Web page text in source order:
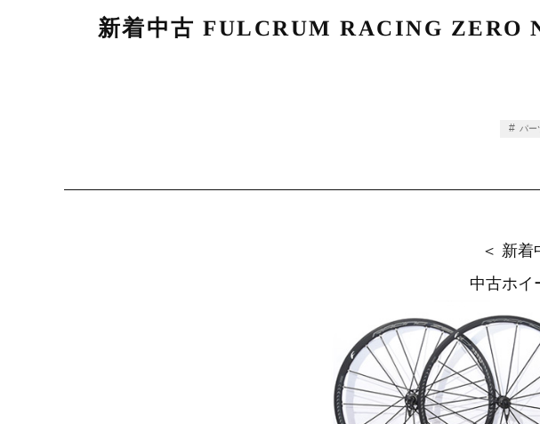
新着中古 FULCRUM RACING ZERO
パー
＜ 新着
中古ホイ